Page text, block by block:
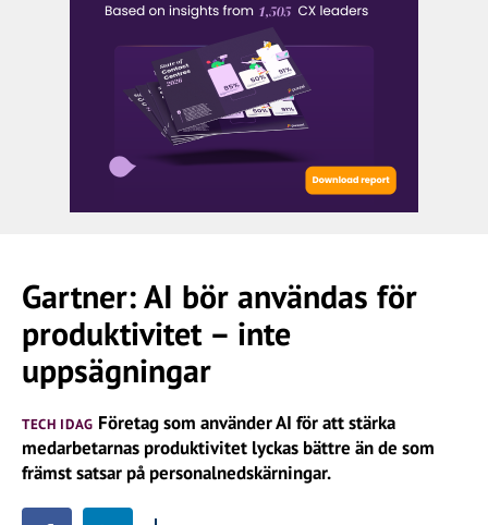
Gartner: AI bör användas för
produktivitet – inte
uppsägningar
TECH IDAG Företag som använder AI för att stärka
medarbetarnas produktivitet lyckas bättre än de som
främst satsar på personalnedskärningar.